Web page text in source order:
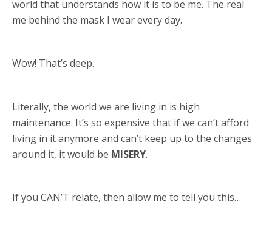
world that understands how it is to be me. The real
me behind the mask I wear every day.
Wow! That’s deep.
Literally, the world we are living in is high
maintenance. It’s so expensive that if we can’t afford
living in it anymore and can’t keep up to the changes
around it, it would be MISERY.
If you CAN’T relate, then allow me to tell you this…